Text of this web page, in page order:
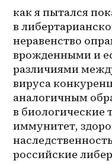
как я пытался
в
неравенство
врожденными и
различиями
вируса
аналогичным
в
иммунитет,
российские